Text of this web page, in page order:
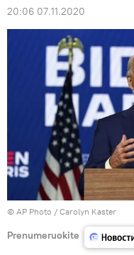
20:06 07.11.2020
© AP Photo / Carolyn Kaster
Prenumeruokite